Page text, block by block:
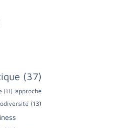
(37)
(11) approche
(13)